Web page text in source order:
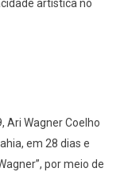
artística no
Ari Wagner Coelho
em 28 dias e
por meio de